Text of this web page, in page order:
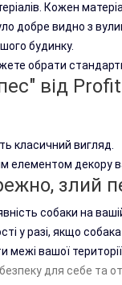
Кожен
добре видно з
будинку.
обрати
від
класичний вигляд.
елементом декору
злий
собаки на вашій
у разі, якщо
межі вашої території.
для себе та